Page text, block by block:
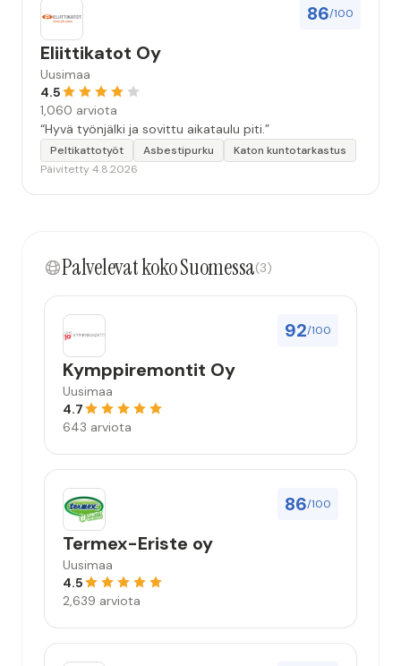
86/100
Eliittikatot Oy
Uusimaa
4.5
1,060 arviota
“Hyvä työnjälki ja sovittu aikataulu piti.”
Peltikattotyöt Asbestipurku
Katon kuntotarkastus
Päivitetty 4.8.2026
Palvelevat koko Suomessa(3)
92/100
Kymppiremontit Oy
Uusimaa
4.7
643 arviota
86/100
Termex-Eriste oy
Uusimaa
4.5
2,639 arviota